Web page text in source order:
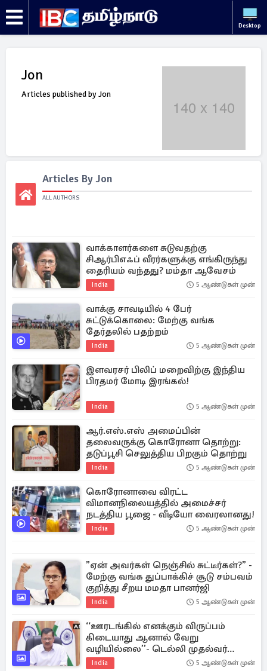
Desktop
Jon
Articles published by Jon
Articles By Jon
ALL AUTHORS
வாக்காளர்களை சுடுவதற்கு
சிஆர்பிஎஃப் வீரர்களுக்கு எங்கிருந்து
தைரியம் வந்தது? மம்தா ஆவேசம்
India 5 ஆண்டுகள் முன்
வாக்கு சாவடியில் 4 பேர்
சுட்டுக்கொலை: மேற்கு வங்க
தேர்தலில் பதற்றம்
India 5 ஆண்டுகள் முன்
இளவரசர் பிலிப் மறைவிற்கு இந்திய
பிரதமர் மோடி இரங்கல்!
India 5 ஆண்டுகள் முன்
ஆர்.எஸ்.எஸ் அமைப்பின்
தலைவருக்கு கொரோனா தொற்று:
தடுப்பூசி செலுத்திய பிறகும் தொற்று
India 5 ஆண்டுகள் முன்
கொரோனாவை விரட்ட
விமானநிலையத்தில் அமைச்சர்
நடத்திய பூஜை - வீடியோ வைரலானது!
India 5 ஆண்டுகள் முன்
”ஏன் அவர்கள் நெஞ்சில் சுட்டீர்கள்?” -
மேற்கு வங்க துப்பாக்கிச் சூடு சம்பவம்
குறித்து சீறய மமதா பானர்ஜி
India 5 ஆண்டுகள் முன்
‘‘ஊரடங்கில் எனக்கும் விருப்பம்
கிடையாது ஆனால் வேறு
வழியில்லை’’- டெல்லி முதல்வர்
அரவிந்த் கெஜ்ரிவால்
India 5 ஆண்டுகள் முன்